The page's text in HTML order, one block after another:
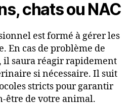
chats ou NAC
est formé à gérer les
En cas de problème de
il saura réagir rapidement
si nécessaire. Il suit
stricts pour garantir
être de votre animal.